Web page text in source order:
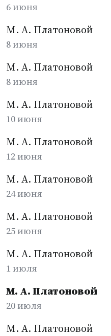
6 июня
М. А. Платоновой
8 июня
М. А. Платоновой
8 июня
М. А. Платоновой
10 июня
М. А. Платоновой
12 июня
М. А. Платоновой
24 июня
М. А. Платоновой
25 июня
М. А. Платоновой
1 июля
М. А. Платоновой
20 июля
М. А. Платоновой